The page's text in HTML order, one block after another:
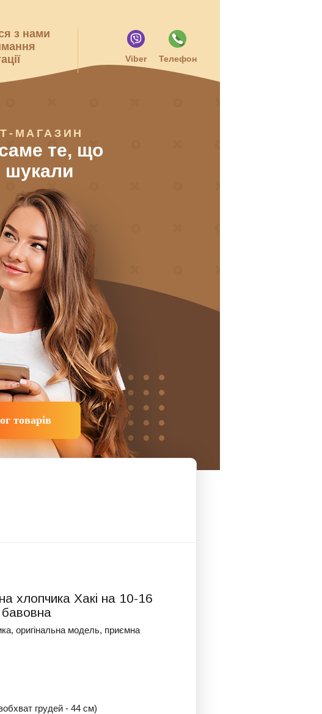
з нами
Viber Телефон
МАГАЗИН
те, що
шукали
товарів
хлопчика Хакі на 10-16
бавовна
оригінальна модель, приємна
грудей - 44 см)